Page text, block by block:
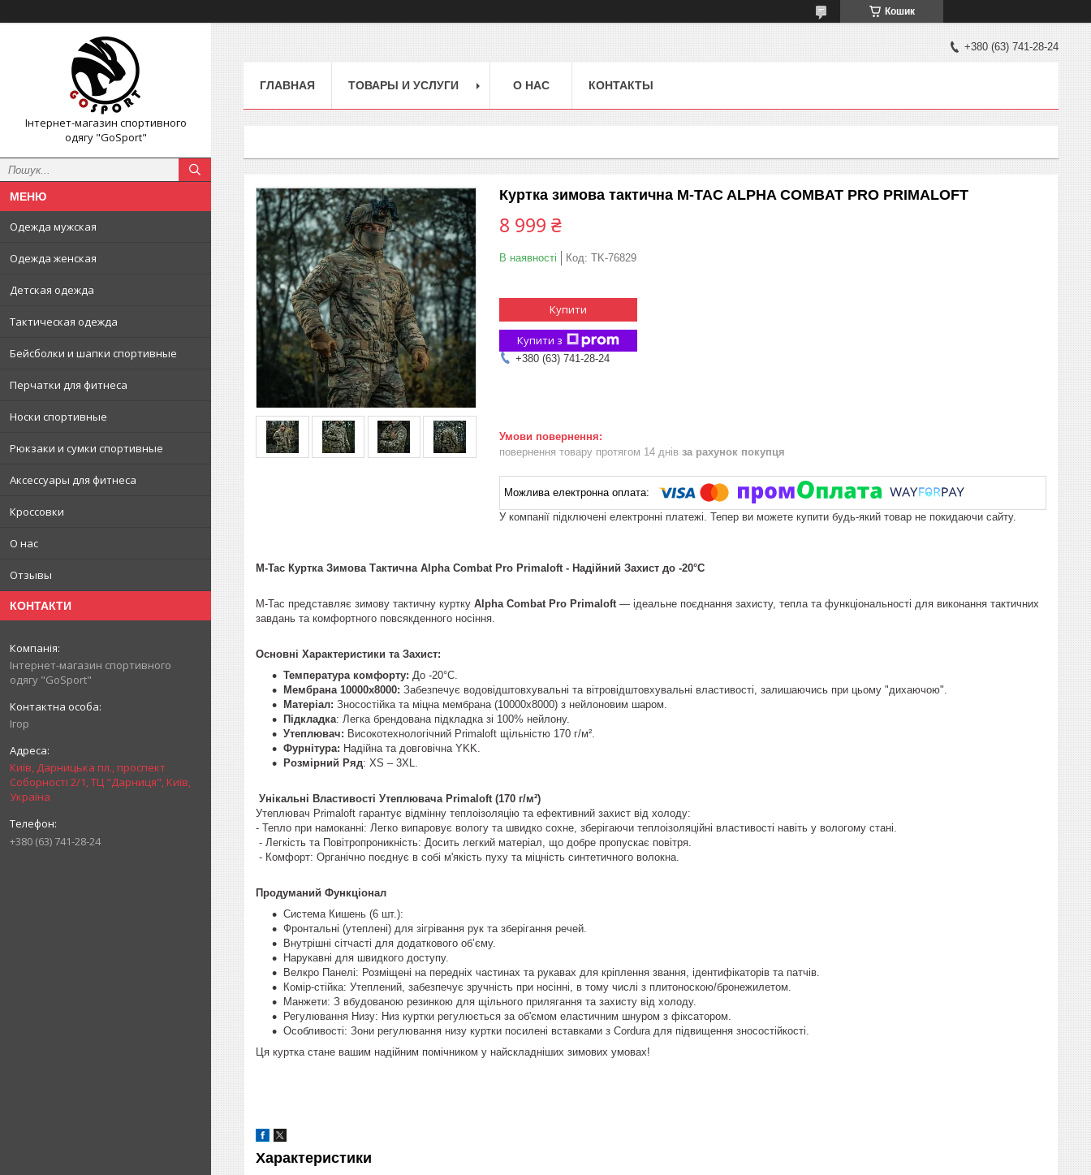
Кошик
Інтернет-магазин спортивного
одягу "GoSport"
Одежда мужская
Одежда женская
Детская одежда
Тактическая одежда
Бейсболки и шапки спортивные
Перчатки для фитнеса
Носки спортивные
Рюкзаки и сумки спортивные
Аксессуары для фитнеса
Кроссовки
О нас
Отзывы
КОНТАКТИ
Інтернет-магазин спортивного
одягу "GoSport"
Ігор
Київ, Дарницька пл., проспект
Соборності 2/1, ТЦ "Дарниця", Київ,
Україна
+380 (63) 741-28-24
+380 (63) 741-28-24
ГЛАВНАЯ ТОВАРЫ И УСЛУГИ О НАС КОНТАКТЫ
Куртка зимова тактична M-TAC ALPHA COMBAT PRO PRIMALOFT
8 999 ₴
В наявності Код: TK-76829
Купити
Купити з
+380 (63) 741-28-24
повернення товару протягом 14 днів за рахунок покупця
У компанії підключені електронні платежі. Тепер ви можете купити будь-який товар не покидаючи сайту.
M-Tac Куртка Зимова Тактична Alpha Combat Pro Primaloft - Надійний Захист до -20°C
M-Tac представляє зимову тактичну куртку Alpha Combat Pro Primaloft — ідеальне поєднання захисту, тепла та функціональності для виконання тактичних
завдань та комфортного повсякденного носіння.
Основні Характеристики та Захист:
Температура комфорту: До -20°C.
Мембрана 10000х8000: Забезпечує водовідштовхувальні та вітровідштовхувальні властивості, залишаючись при цьому "дихаючою".
Матеріал: Зносостійка та міцна мембрана (10000х8000) з нейлоновим шаром.
Підкладка: Легка брендована підкладка зі 100% нейлону.
Утеплювач: Високотехнологічний Primaloft щільністю 170 г/м².
Фурнітура: Надійна та довговічна YKK.
Розмірний Ряд: XS – 3XL.
Унікальні Властивості Утеплювача Primaloft (170 г/м²)
Утеплювач Primaloft гарантує відмінну теплоізоляцію та ефективний захист від холоду:
- Тепло при намоканні: Легко випаровує вологу та швидко сохне, зберігаючи теплоізоляційні властивості навіть у вологому стані.
- Легкість та Повітропроникність: Досить легкий матеріал, що добре пропускає повітря.
- Комфорт: Органічно поєднує в собі м'якість пуху та міцність синтетичного волокна.
Продуманий Функціонал
Система Кишень (6 шт.):
Фронтальні (утеплені) для зігрівання рук та зберігання речей.
Внутрішні сітчасті для додаткового об’єму.
Нарукавні для швидкого доступу.
Велкро Панелі: Розміщені на передніх частинах та рукавах для кріплення звання, ідентифікаторів та патчів.
Комір-стійка: Утеплений, забезпечує зручність при носінні, в тому числі з плитоноскою/бронежилетом.
Манжети: З вбудованою резинкою для щільного прилягання та захисту від холоду.
Регулювання Низу: Низ куртки регулюється за об'ємом еластичним шнуром з фіксатором.
Особливості: Зони регулювання низу куртки посилені вставками з Cordura для підвищення зносостійкості.
Ця куртка стане вашим надійним помічником у найскладніших зимових умовах!
Характеристики